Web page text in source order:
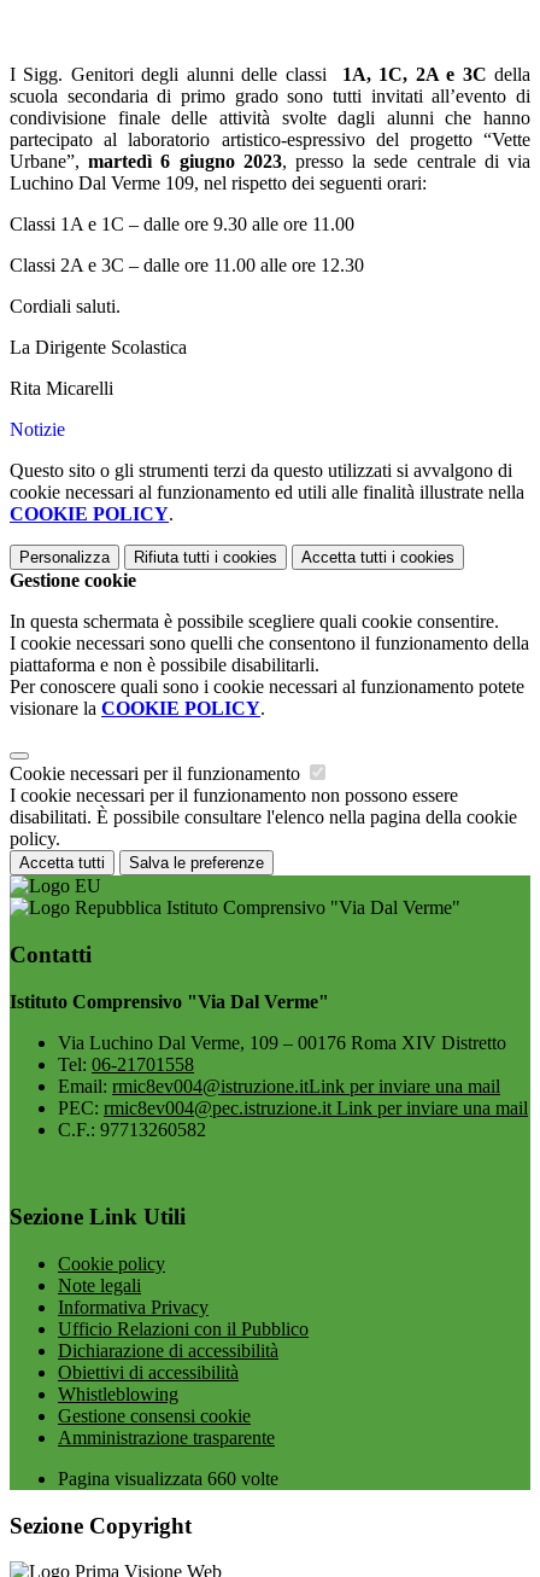
I Sigg. Genitori degli alunni delle classi 1A, 1C, 2A e 3C della
scuola secondaria di primo grado sono tutti invitati all’evento di
condivisione finale delle attività svolte dagli alunni che hanno
partecipato al laboratorio artistico-espressivo del progetto “Vette
Urbane”,martedì 6 giugno 2023, presso la sede centrale di via
Luchino Dal Verme 109, nel rispetto dei seguenti orari:
Classi 1A e 1C – dalle ore 9.30 alle ore 11.00
Classi 2A e 3C – dalle ore 11.00 alle ore 12.30
Cordiali saluti.
La Dirigente Scolastica
Rita Micarelli
Notizie
Questo sito o gli strumenti terzi da questo utilizzati si avvalgono di
cookie necessari al funzionamento ed utili alle finalità illustrate nella
COOKIE POLICY.
Personalizza Rifiuta tutti i cookies Accetta tutti i cookies
Gestione cookie
In questa schermata è possibile scegliere quali cookie consentire.
I cookie necessari sono quelli che consentono il funzionamento della
piattaforma e non è possibile disabilitarli.
Per conoscere quali sono i cookie necessari al funzionamento potete
visionare la COOKIE POLICY.
Cookie necessari per il funzionamento
I cookie necessari per il funzionamento non possono essere
disabilitati. È possibile consultare l'elenco nella pagina della cookie
policy.
Accetta tutti Salva le preferenze
Istituto Comprensivo "Via Dal Verme"
Contatti
Istituto Comprensivo "Via Dal Verme"
Via Luchino Dal Verme, 109 – 00176 Roma XIV Distretto
Tel: 06-21701558
Email: rmic8ev004@istruzione.itLink per inviare una mail
PEC: rmic8ev004@pec.istruzione.it Link per inviare una mail
C.F.: 97713260582
Sezione Link Utili
Cookie policy
Note legali
Informativa Privacy
Ufficio Relazioni con il Pubblico
Dichiarazione di accessibilità
Obiettivi di accessibilità
Whistleblowing
Gestione consensi cookie
Amministrazione trasparente
Pagina visualizzata 660 volte
Sezione Copyright